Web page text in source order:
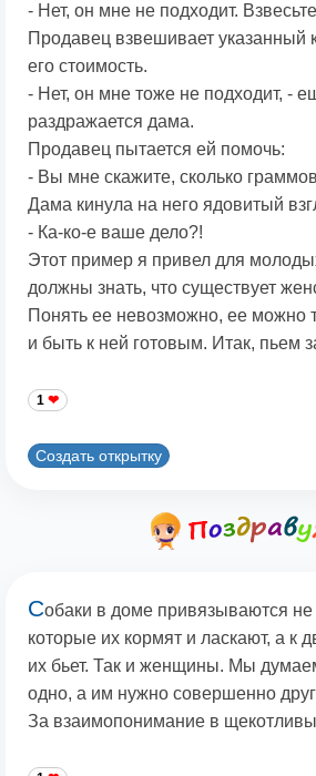
- Нет, он мне не подходит.
Продавец взвешивает указанный
его стоимость.
- Нет, он мне тоже не подходит, -
раздражается дама.
Продавец пытается ей помочь:
- Вы мне скажите, сколько
Дама кинула на него ядовитый
- Ка-ко-е ваше дело?!
Этот пример я привел для
должны знать, что существует
Понять ее невозможно, ее можно
и быть к ней готовым. Итак, пьем
1
Создать открытку
Собаки в доме привязываются не
которые их кормят и ласкают, а к
их бьет. Так и женщины. Мы
одно, а им нужно совершенно
За взаимопонимание в